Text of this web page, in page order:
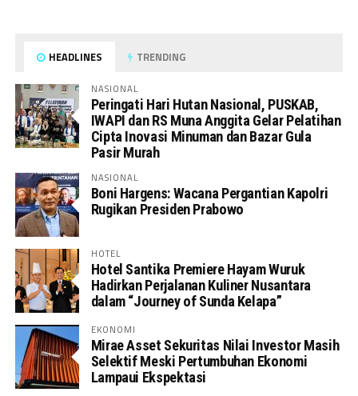
HEADLINES TRENDING
NASIONAL
Peringati Hari Hutan Nasional, PUSKAB,
IWAPI dan RS Muna Anggita Gelar Pelatihan
Cipta Inovasi Minuman dan Bazar Gula
Pasir Murah
NASIONAL
Boni Hargens: Wacana Pergantian Kapolri
Rugikan Presiden Prabowo
HOTEL
Hotel Santika Premiere Hayam Wuruk
Hadirkan Perjalanan Kuliner Nusantara
dalam “Journey of Sunda Kelapa”
EKONOMI
Mirae Asset Sekuritas Nilai Investor Masih
Selektif Meski Pertumbuhan Ekonomi
Lampaui Ekspektasi